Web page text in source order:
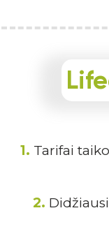
1. Tarifai
2.